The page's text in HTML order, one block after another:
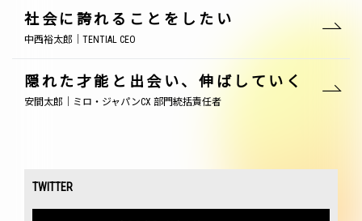
社会に誇れることをしたい
中西裕太郎｜TENTIAL CEO
隠れた才能と出会い、伸ばしていく
安間太郎｜ミロ・ジャパンCX 部門統括責任者
TWITTER